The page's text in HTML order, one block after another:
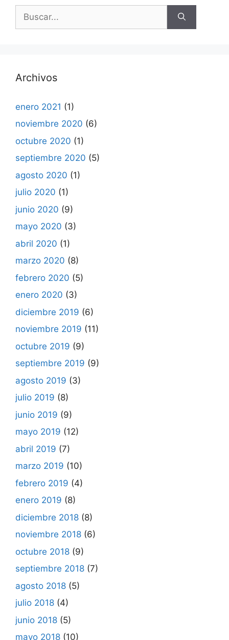
Archivos
enero 2021 (1)
noviembre 2020 (6)
octubre 2020 (1)
septiembre 2020 (5)
agosto 2020 (1)
julio 2020 (1)
junio 2020 (9)
mayo 2020 (3)
abril 2020 (1)
marzo 2020 (8)
febrero 2020 (5)
enero 2020 (3)
diciembre 2019 (6)
noviembre 2019 (11)
octubre 2019 (9)
septiembre 2019 (9)
agosto 2019 (3)
julio 2019 (8)
junio 2019 (9)
mayo 2019 (12)
abril 2019 (7)
marzo 2019 (10)
febrero 2019 (4)
enero 2019 (8)
diciembre 2018 (8)
noviembre 2018 (6)
octubre 2018 (9)
septiembre 2018 (7)
agosto 2018 (5)
julio 2018 (4)
junio 2018 (5)
mayo 2018 (10)